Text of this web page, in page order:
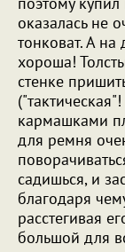
оказалась не
тонковат. А на
хороша!
стенке
кармашками
для ремня
садишься, и
благодаря
расстегивая
большой для